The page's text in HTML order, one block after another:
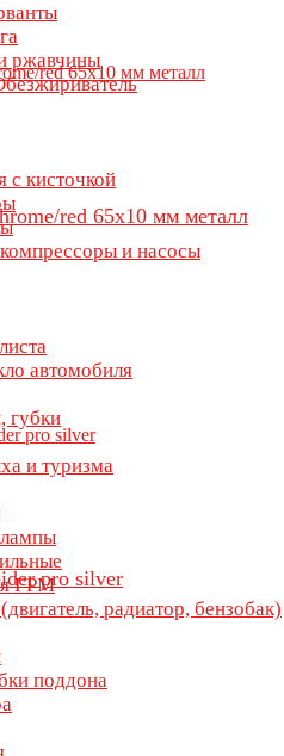
ржавчины
с кисточкой
и насосы
автомобиля
губки
и туризма
ГРМ
радиатор, бензобак)
поддона
red 65х10 мм металл
pro silver